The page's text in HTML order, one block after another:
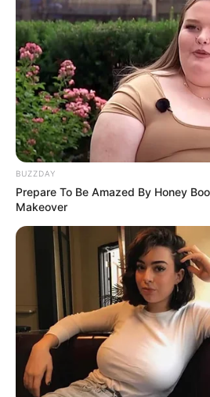
BUZZDAY
Prepare To Be Amazed By Honey
Makeover